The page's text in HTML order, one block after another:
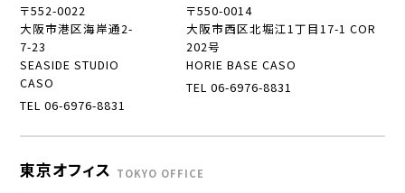
〒552-0022
大阪市港区海岸通2-
7-23
SEASIDE STUDIO
CASO
TEL 06-6976-8831
〒550-0014
大阪市西区北堀江1丁目17-1 COR
202号
HORIE BASE CASO
TEL 06-6976-8831
東京オフィス TOKYO OFFICE